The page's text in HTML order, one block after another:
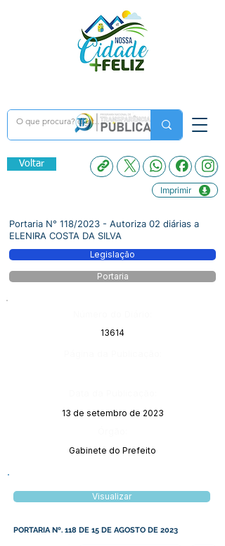
Voltar
Imprimir
Portaria N° 118/2023 - Autoriza 02 diárias a
ELENIRA COSTA DA SILVA
Legislação
Portaria
13614
13 de setembro de 2023
Gabinete do Prefeito
Visualizar
PORTARIA Nº. 118 DE 15 DE AGOSTO DE 2023